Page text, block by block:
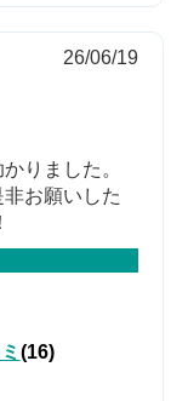
26/06/19
りました。
お願いした
(16)